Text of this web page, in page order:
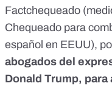
Factchequeado
Chequeado para
español en EEUU),
abogados del
Donald Trump,